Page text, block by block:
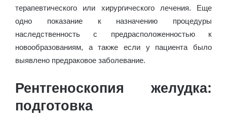
терапевтического или хирургического лечения. Еще
одно показание к назначению процедуры
наследственность с предрасположенностью к
новообразованиям, а также если у пациента было
выявлено предраковое заболевание.
Рентгеноскопия желудка:
подготовка